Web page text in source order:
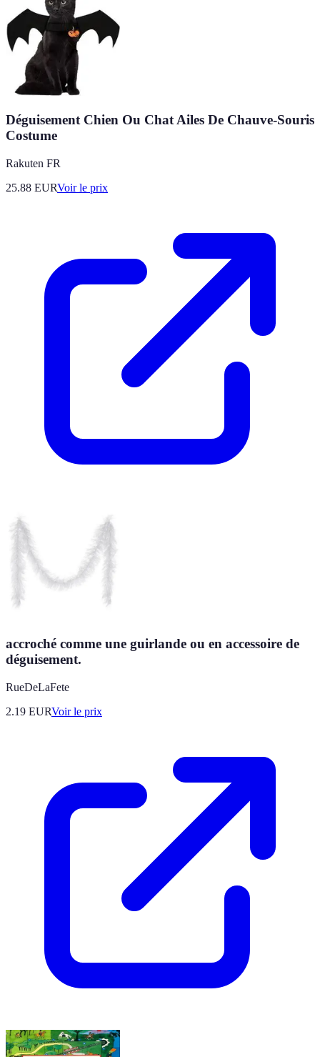
Déguisement Chien Ou Chat Ailes De Chauve-Souris
Costume
Rakuten FR
25.88 EURVoir le prix
accroché comme une guirlande ou en accessoire de
déguisement.
RueDeLaFete
2.19 EURVoir le prix